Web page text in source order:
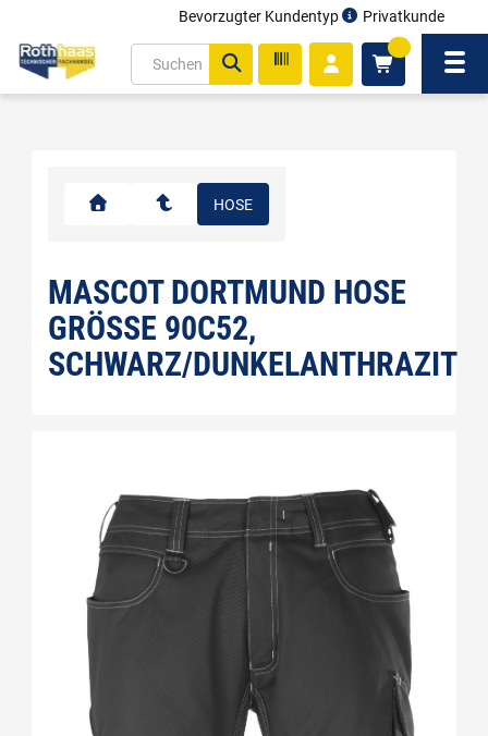
Bevorzugter Kundentyp Privatkunde
HOSE
MASCOT DORTMUND HOSE
GRÖSSE 90C52, S
CHWARZ/DUNKELANTHRAZIT